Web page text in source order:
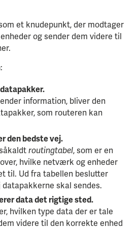
et knudepunkt, der modtager
og sender dem videre til
information, bliver den
som routeren kan
den bedste vej.
routingtabel, som er en
hvilke netværk og enheder
til. Ud fra tabellen beslutter
datapakkerne skal sendes.
data det rigtige sted.
hvilken type data der er tale
videre til den korrekte enhed